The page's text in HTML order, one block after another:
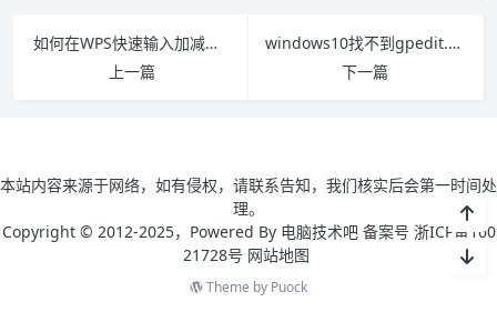
如何在WPS快速输入加减乘除的符号 wps加减乘除符号怎么打
上一篇
windows10找不到gpedit.msc怎么办
下一篇
本站内容来源于网络，如有侵权，请联系告知，我们核实后会第一时间处
理。
Copyright © 2012-2025，Powered By 电脑技术吧 备案号 浙ICP备160
21728号 网站地图
Theme by Puock